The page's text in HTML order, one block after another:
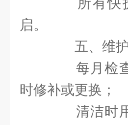
所有快拆
启。
五、维护
每月检查
时修补或更换；
清洁时用